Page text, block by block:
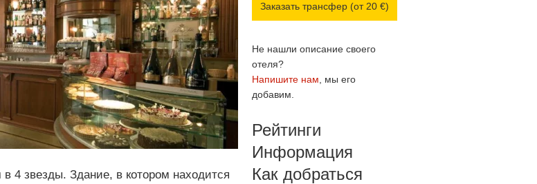
4 звезды. Здание, в котором находится
Заказать трансфер (от 20 €)
Не нашли описание своего
отеля?
Напишите нам , мы его
добавим.
Рейтинги
Информация
Как добраться